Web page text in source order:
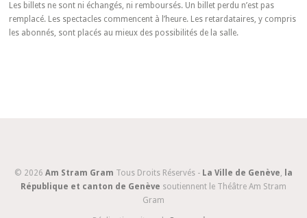
Les billets ne sont ni échangés, ni remboursés. Un billet perdu n’est pas
remplacé. Les spectacles commencent à l’heure. Les retardataires, y compris
les abonnés, sont placés au mieux des possibilités de la salle.
© 2026 Am Stram Gram Tous Droits Réservés - La Ville de Genève,
la
République et canton de Genève soutiennent le Théâtre Am Stram
Gram